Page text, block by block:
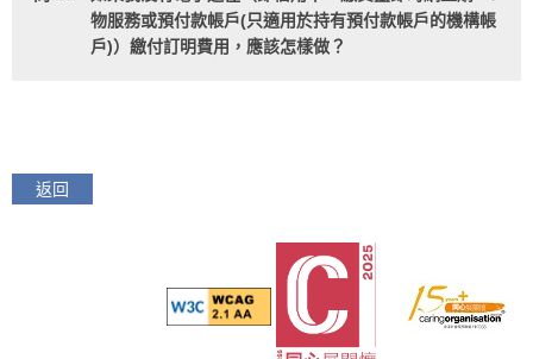
物服務或預付款帳戶(只適用於持有預付款帳戶的機構帳
戶)）繳付訂明費用，應該怎樣做？
返回